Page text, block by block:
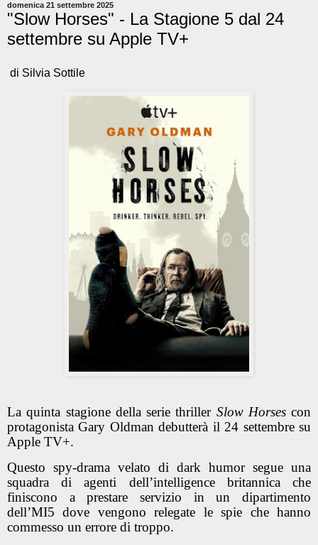
domenica 21 settembre 2025
"Slow Horses" - La Stagione 5 dal 24
settembre su Apple TV+
di Silvia Sottile
La quinta stagione della serie thriller Slow Horsescon
protagonista Gary Oldman debutterà il 24 settembre su
Apple TV+.
Questo spy-drama velato di dark humor segue una
squadra di agenti dell’intelligence britannica che
finiscono a prestare servizio in un dipartimento
dell’MI5 dove vengono relegate le spie che hanno
commesso un errore di troppo.